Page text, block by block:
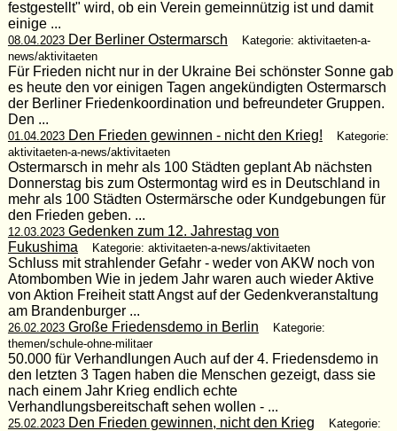
festgestellt" wird, ob ein Verein gemeinnützig ist und damit
einige ...
08.04.2023Der Berliner Ostermarsch
Kategorie: aktivitaeten-a-
news/aktivitaeten
Für Frieden nicht nur in der Ukraine Bei schönster Sonne gab
es heute den vor einigen Tagen angekündigten Ostermarsch
der Berliner Friedenkoordination und befreundeter Gruppen.
Den ...
01.04.2023Den Frieden gewinnen - nicht den Krieg!
Kategorie:
aktivitaeten-a-news/aktivitaeten
Ostermarsch in mehr als 100 Städten geplant Ab nächsten
Donnerstag bis zum Ostermontag wird es in Deutschland in
mehr als 100 Städten Ostermärsche oder Kundgebungen für
den Frieden geben. ...
12.03.2023Gedenken zum 12. Jahrestag von
Fukushima
Kategorie: aktivitaeten-a-news/aktivitaeten
Schluss mit strahlender Gefahr - weder von AKW noch von
Atombomben Wie in jedem Jahr waren auch wieder Aktive
von Aktion Freiheit statt Angst auf der Gedenkveranstaltung
am Brandenburger ...
26.02.2023Große Friedensdemo in Berlin
Kategorie:
themen/schule-ohne-militaer
50.000 für Verhandlungen Auch auf der 4. Friedensdemo in
den letzten 3 Tagen haben die Menschen gezeigt, dass sie
nach einem Jahr Krieg endlich echte
Verhandlungsbereitschaft sehen wollen - ...
25.02.2023Den Frieden gewinnen, nicht den Krieg
Kategorie: